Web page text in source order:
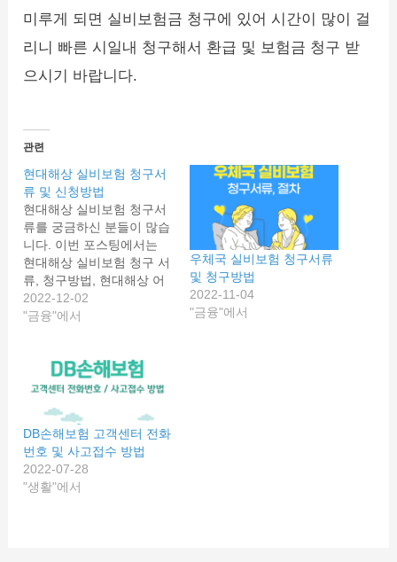
미루게 되면 실비보험금 청구에 있어 시간이 많이 걸
리니 빠른 시일내 청구해서 환급 및 보험금 청구 받
으시기 바랍니다.
관련
현대해상 실비보험 청구서
류 및 신청방법
현대해상 실비보험 청구서
류를 궁금하신 분들이 많습
니다. 이번 포스팅에서는
현대해상 실비보험 청구 서
류, 청구방법, 현대해상 어
린이 보험 실비 청구, 신청
방법 등 관련내용 정리해드
보험 가입한 분들이 꽤 많
습니다. 특히 현대해상은
린이 보험으로도 많은 고객
을 보유하고 있습니다. 실
비보험 청구는 서류만 간단
히 기억하고 있으면 어렵지
않게 신청이…
2022-12-02
"금융"에서
우체국 실비보험 청구서류
및 청구방법
2022-11-04
"금융"에서
DB손해보험 고객센터 전화
번호 및 사고접수 방법
2022-07-28
"생활"에서